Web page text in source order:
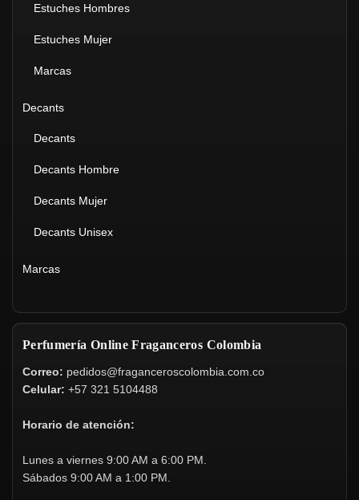
Estuches Hombres
Estuches Mujer
Marcas
Decants
Decants
Decants Hombre
Decants Mujer
Decants Unisex
Marcas
Perfumería Online Fraganceros Colombia
Correo: pedidos@fraganceroscolombia.com.co
Celular: +57 321 5104488
Horario de atención:
Lunes a viernes 9:00 AM a 6:00 PM.
Sábados 9:00 AM a 1:00 PM.